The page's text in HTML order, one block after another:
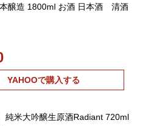
醸造 1800ml お酒 日本酒 清酒
YAHOOで購入する
米大吟醸生原酒Radiant 720ml